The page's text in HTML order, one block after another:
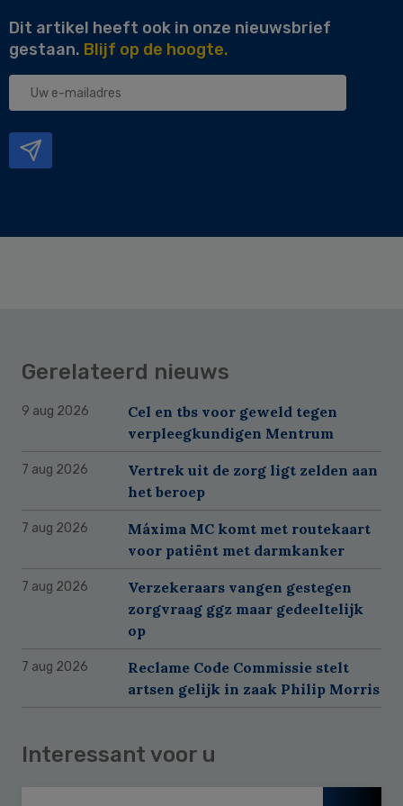
Dit artikel heeft ook in onze nieuwsbrief
gestaan. Blijf op de hoogte.
Uw
Gerelateerd nieuws
9 aug 2026
Cel en tbs voor geweld tegen
verpleegkundigen Mentrum
7 aug 2026
Vertrek uit de zorg ligt zelden aan
het beroep
7 aug 2026
Máxima MC komt met routekaart
voor patiënt met darmkanker
7 aug 2026
Verzekeraars vangen gestegen
zorgvraag ggz maar gedeeltelijk
op
7 aug 2026
Reclame Code Commissie stelt
artsen gelijk in zaak Philip Morris
Interessant voor u